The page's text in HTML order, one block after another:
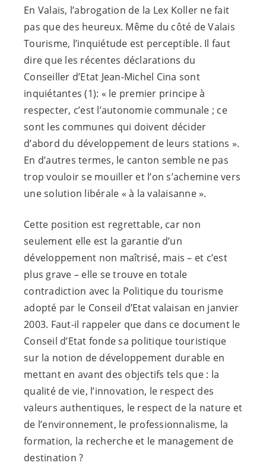
En Valais, l’abrogation de la Lex Koller ne fait
pas que des heureux. Même du côté de Valais
Tourisme, l’inquiétude est perceptible. Il faut
dire que les récentes déclarations du
Conseiller d’Etat Jean-Michel Cina sont
inquiétantes(1): « le premier principe à
respecter, c’est l’autonomie communale ; ce
sont les communes qui doivent décider
d’abord du développement de leurs stations ».
En d’autres termes, le canton semble ne pas
trop vouloir se mouiller et l’on s’achemine vers
une solution libérale « à la valaisanne ».
Cette position est regrettable, car non
seulement elle est la garantie d’un
développement non maîtrisé, mais – et c’est
plus grave – elle se trouve en totale
contradiction avec la Politique du tourisme
adopté par le Conseil d’Etat valaisan en janvier
2003. Faut-il rappeler que dans ce document le
Conseil d’Etat fonde sa politique touristique
sur la notion de développement durable en
mettant en avant des objectifs tels que : la
qualité de vie, l’innovation, le respect des
valeurs authentiques, le respect de la nature et
de l’environnement, le professionnalisme, la
formation, la recherche et le management de
destination ?